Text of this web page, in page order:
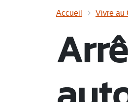
Accueil Vivre au